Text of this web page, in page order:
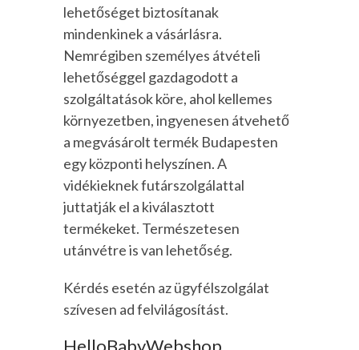
lehetőséget biztosítanak
mindenkinek a vásárlásra.
Nemrégiben személyes átvételi
lehetőséggel gazdagodott a
szolgáltatások köre, ahol kellemes
környezetben, ingyenesen átvehető
a megvásárolt termék Budapesten
egy központi helyszínen. A
vidékieknek futárszolgálattal
juttatják el a kiválasztott
termékeket. Természetesen
utánvétre is van lehetőség.
Kérdés esetén az ügyfélszolgálat
szívesen ad felvilágosítást.